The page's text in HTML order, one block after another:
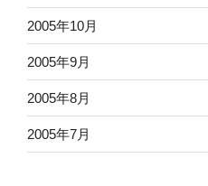
2005年10月
2005年9月
2005年8月
2005年7月